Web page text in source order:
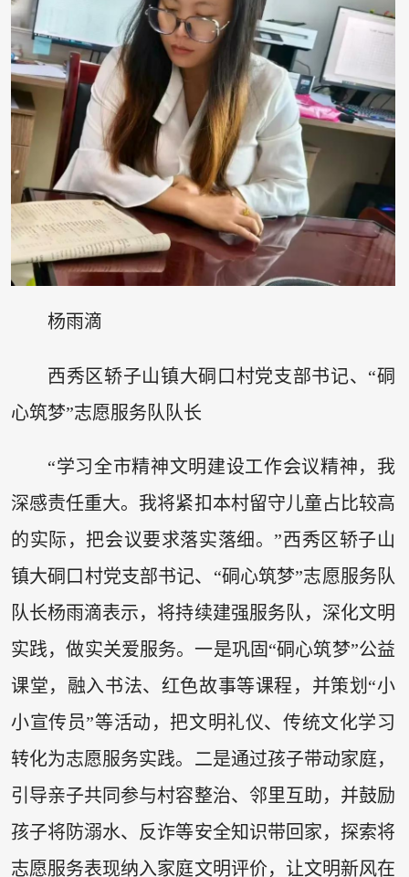
杨雨滴
西秀区轿子山镇大硐口村党支部书记、“硐
心筑梦”志愿服务队队长
“学习全市精神文明建设工作会议精神，我
深感责任重大。我将紧扣本村留守儿童占比较高
的实际，把会议要求落实落细。”西秀区轿子山
镇大硐口村党支部书记、“硐心筑梦”志愿服务队
队长杨雨滴表示，将持续建强服务队，深化文明
实践，做实关爱服务。一是巩固“硐心筑梦”公益
课堂，融入书法、红色故事等课程，并策划“小
小宣传员”等活动，把文明礼仪、传统文化学习
转化为志愿服务实践。二是通过孩子带动家庭，
引导亲子共同参与村容整治、邻里互助，并鼓励
孩子将防溺水、反诈等安全知识带回家，探索将
志愿服务表现纳入家庭文明评价，让文明新风在